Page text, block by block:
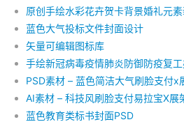
原创手绘水彩花卉贺卡背景婚礼元
蓝色大气投标文件封面设计
矢量可编辑图标库
手绘新冠病毒疫情肺炎防御防疫复
PSD素材 – 蓝色简洁大气刷脸支付x
AI素材 – 科技风刷脸支付易拉宝X展
蓝色教育类标书封面PSD